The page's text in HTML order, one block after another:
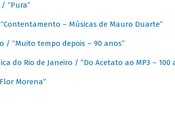
“Pura”
– Músicas de Mauro Duarte”
/ “Muito tempo depois – 90 anos”
do Rio de Janeiro / “Do Acetato ao MP3 –
Morena”